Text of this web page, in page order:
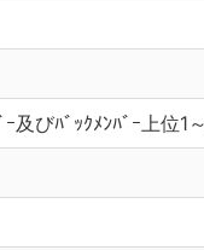
ｰ及びﾊﾞｯｸﾒﾝﾊﾞｰ上位1